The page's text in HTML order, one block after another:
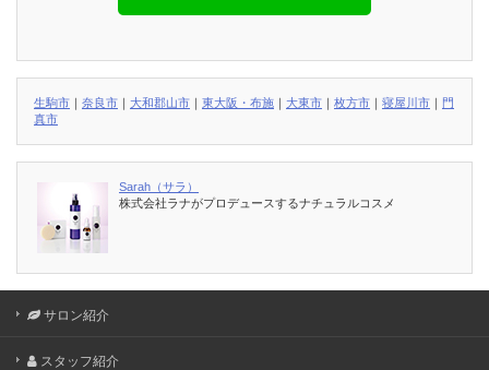
生駒市 ｜ 奈良市 ｜ 大和郡山市 ｜ 東大阪・布施 ｜ 大東市 ｜ 枚方市 ｜ 寝屋川市 ｜ 門
真市
Sarah（サラ）
株式会社ラナがプロデュースするナチュラルコスメ
サロン紹介
スタッフ紹介